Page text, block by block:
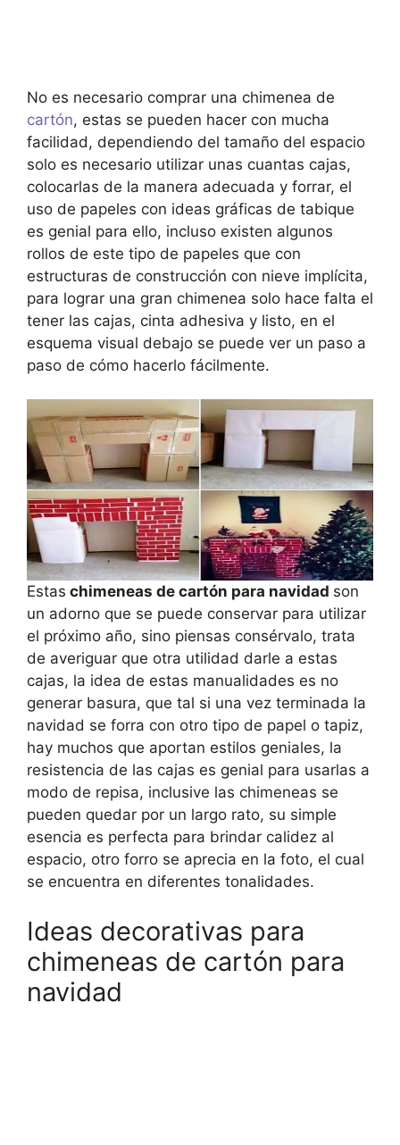
No es necesario comprar una chimenea de
cartón, estas se pueden hacer con mucha
facilidad, dependiendo del tamaño del espacio
solo es necesario utilizar unas cuantas cajas,
colocarlas de la manera adecuada y forrar, el
uso de papeles con ideas gráficas de tabique
es genial para ello, incluso existen algunos
rollos de este tipo de papeles que con
estructuras de construcción con nieve implícita,
para lograr una gran chimenea solo hace falta el
tener las cajas, cinta adhesiva y listo, en el
esquema visual debajo se puede ver un paso a
paso de cómo hacerlo fácilmente.
Estas chimeneas de cartón para navidad son
un adorno que se puede conservar para utilizar
el próximo año, sino piensas consérvalo, trata
de averiguar que otra utilidad darle a estas
cajas, la idea de estas manualidades es no
generar basura, que tal si una vez terminada la
navidad se forra con otro tipo de papel o tapiz,
hay muchos que aportan estilos geniales, la
resistencia de las cajas es genial para usarlas a
modo de repisa, inclusive las chimeneas se
pueden quedar por un largo rato, su simple
esencia es perfecta para brindar calidez al
espacio, otro forro se aprecia en la foto, el cual
se encuentra en diferentes tonalidades.
Ideas decorativas para
chimeneas de cartón para
navidad